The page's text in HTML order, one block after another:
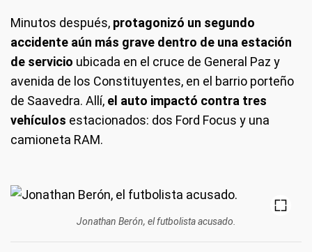
Minutos después, protagonizó un segundo
accidente aún más grave dentro de una estación
de servicio ubicada en el cruce de General Paz y
avenida de los Constituyentes, en el barrio porteño
de Saavedra. Allí, el auto impactó contra tres
vehículos estacionados: dos Ford Focus y una
camioneta RAM.
Jonathan Berón, el futbolista acusado.